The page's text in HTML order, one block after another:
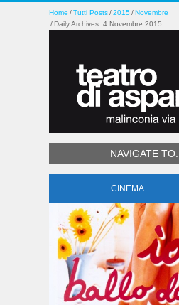
Home Tutti Posts 2015
Novembre
Daily Archives: 4 Novembre 2015
NAVIGATE TO...
CINEMA